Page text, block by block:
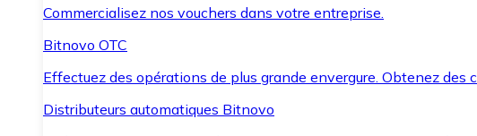
Commercialisez nos vouchers dans votre entreprise.
Bitnovo OTC
Effectuez des opérations de plus grande envergure. Obtenez
Distributeurs automatiques Bitnovo